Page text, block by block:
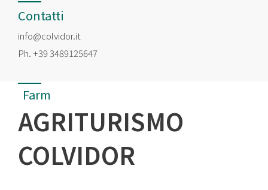
Contatti
info@colvidor.it
Ph. +39 3489125647
Farm
AGRITURISMO
COLVIDOR